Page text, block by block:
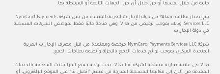
مالية من خلال نفسها أو من خلال أي من الجهات التابعة أو المرتبطة بها.
يتم إصدار بطاقة Alaan® في دولة الإمارات العربية المتحدة من قبل شركة NymCard Payments
Services LLC، وذلك بموجب ترخيص من Visa، وهي متاحة حاليًا فقط لموظفي الشركات المسجلة
في دولة الإمارات.
شركة NymCard Payments Services LLC مرخصة ومعتمدة من قبل مصرف الإمارات العربية
المتحدة المركزي بموجب لوائح خدمات الدفع بالتجزئة وأنظمة بطاقات الدفع.
Visa هي علامة تجارية مسجلة لشركة Visa Inc. يجب توجيه جميع المراسلات المتعلقة بالخدمات
المقدمة من ألان إلى مكاتبها المسجلة المدرجة في قسم "اتصل بنا" على الموقع الإلكتروني، أو